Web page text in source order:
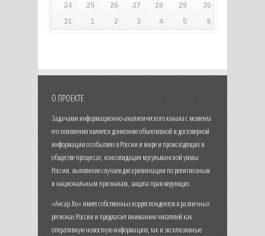
24
25 26 27 28 29
30
31
1 2 3 4 5 6
О ПРОЕКТЕ
Задачами информационно-аналитического канала с момента
его появления является донесение объективной и достоверной
информации о событиях в России и мире и происходящих в
обществе процессах, консолидация мусульманской уммы
России, выявление случаев дискриминации по религиозным
и национальным признакам, защита прав верующих.
«Ансар.Ru» имеет собственных корреспондентов в различных
регионах России и предлагает вниманию читателей как
оперативную новостную информацию, так и эксклюзивные